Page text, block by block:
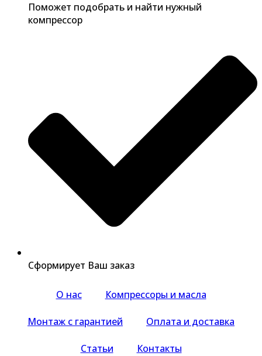
Поможет подобрать и найти нужный
компрессор
Сформирует Ваш заказ
О нас Компрессоры и масла
Монтаж с гарантией Оплата и доставка
Статьи Контакты